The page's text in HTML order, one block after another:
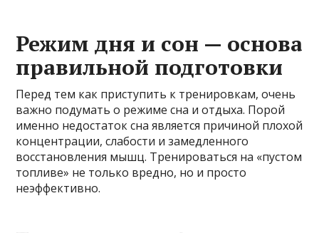
Режим дня и сон — основа
правильной подготовки
Перед тем как приступить к тренировкам, очень
важно подумать о режиме сна и отдыха. Порой
именно недостаток сна является причиной плохой
концентрации, слабости и замедленного
восстановления мышц. Тренироваться на «пустом
топливе» не только вредно, но и просто
неэффективно.